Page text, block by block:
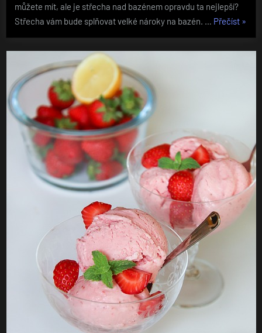
můžete mít, ale je střecha nad bazénem opravdu ta nejlepší?
Střecha vám bude splňovat velké nároky na bazén. … Přečíst »